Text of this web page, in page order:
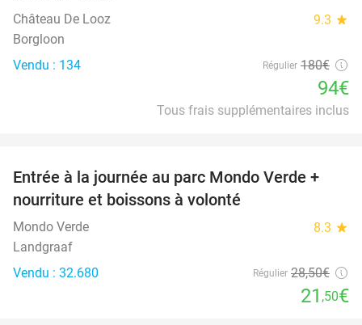
Château De Looz 9.3 star
Borgloon
Vendu : 134
Régulier 180€
94€
Tous frais supplémentaires inclus
25%
Entrée à la journée au parc Mondo Verde +
nourriture et boissons à volonté
Mondo Verde 8.3 star
Landgraaf
Vendu : 32.680
Régulier 28,50€
21 ,50€